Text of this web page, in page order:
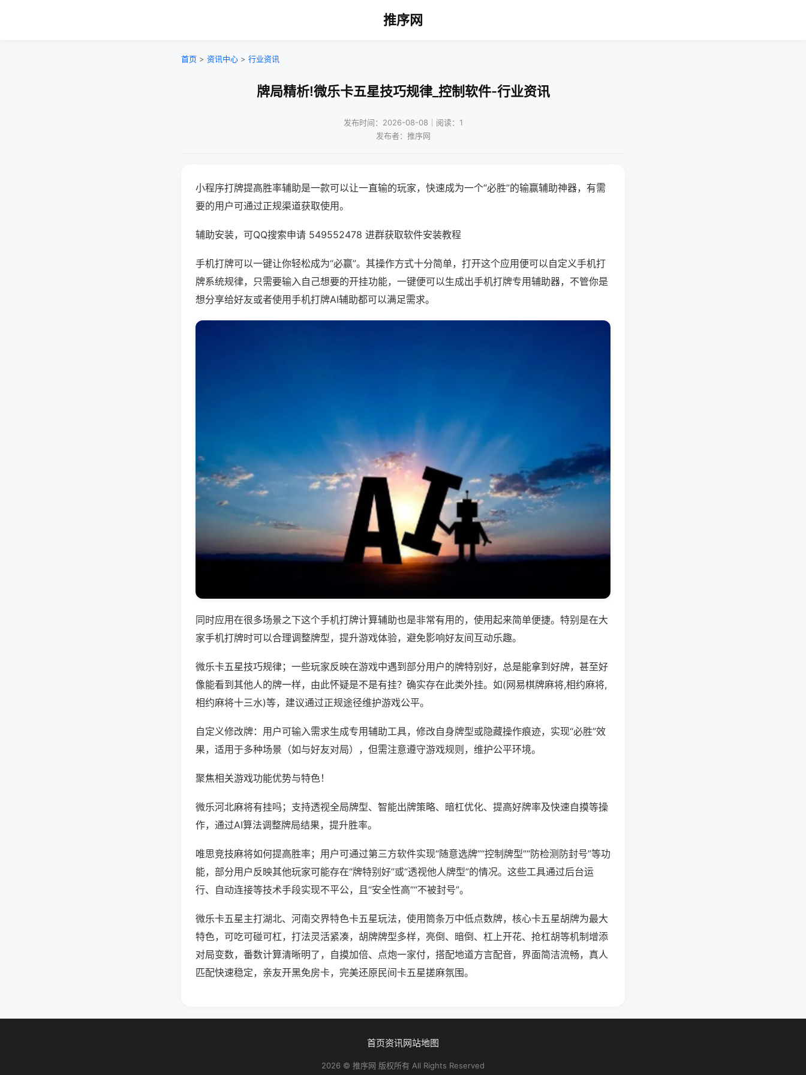
推序网
首页 > 资讯中心 > 行业资讯
牌局精析!微乐卡五星技巧规律_控制软件-行业资讯
发布时间：2026-08-08｜阅读：1
发布者：推序网
小程序打牌提高胜率辅助是一款可以让一直输的玩家，快速成为一个“必胜”的输赢辅助神器，有需
要的用户可通过正规渠道获取使用。
辅助安装，可QQ搜索申请 549552478 进群获取软件安装教程
手机打牌可以一键让你轻松成为“必赢”。其操作方式十分简单，打开这个应用便可以自定义手机打
牌系统规律，只需要输入自己想要的开挂功能，一键便可以生成出手机打牌专用辅助器，不管你是
想分享给好友或者使用手机打牌AI辅助都可以满足需求。
同时应用在很多场景之下这个手机打牌计算辅助也是非常有用的，使用起来简单便捷。特别是在大
家手机打牌时可以合理调整牌型，提升游戏体验，避免影响好友间互动乐趣。
微乐卡五星技巧规律；一些玩家反映在游戏中遇到部分用户的牌特别好，总是能拿到好牌，甚至好
像能看到其他人的牌一样，由此怀疑是不是有挂？确实存在此类外挂。如(网易棋牌麻将,相约麻将,
相约麻将十三水)等，建议通过正规途径维护游戏公平。
自定义修改牌：用户可输入需求生成专用辅助工具，修改自身牌型或隐藏操作痕迹，实现“必胜”效
果，适用于多种场景（如与好友对局），但需注意遵守游戏规则，维护公平环境。
聚焦相关游戏功能优势与特色！
微乐河北麻将有挂吗；支持透视全局牌型、智能出牌策略、暗杠优化、提高好牌率及快速自摸等操
作，通过AI算法调整牌局结果，提升胜率。
唯思竞技麻将如何提高胜率；用户可通过第三方软件实现“随意选牌”“控制牌型”“防检测防封号”等功
能，部分用户反映其他玩家可能存在“牌特别好”或“透视他人牌型”的情况。这些工具通过后台运
行、自动连接等技术手段实现不平公，且“安全性高”“不被封号”。
微乐卡五星主打湖北、河南交界特色卡五星玩法，使用筒条万中低点数牌，核心卡五星胡牌为最大
特色，可吃可碰可杠，打法灵活紧凑，胡牌牌型多样，亮倒、暗倒、杠上开花、抢杠胡等机制增添
对局变数，番数计算清晰明了，自摸加倍、点炮一家付，搭配地道方言配音，界面简洁流畅，真人
匹配快速稳定，亲友开黑免房卡，完美还原民间卡五星搓麻氛围。
首页资讯网站地图
2026 © 推序网 版权所有 All Rights Reserved